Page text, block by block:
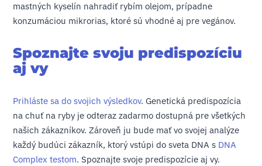
mastných kyselín nahradiť rybím olejom, prípadne
konzumáciou mikrorias, ktoré sú vhodné aj pre vegánov.
Spoznajte svoju predispozíciu
aj vy
Prihláste sa do svojich výsledkov. Genetická predispozícia
na chuť na ryby je odteraz zadarmo dostupná pre všetkých
našich zákazníkov. Zároveň ju bude mať vo svojej analýze
každý budúci zákazník, ktorý vstúpi do sveta DNA s DNA
Complex testom. Spoznajte svoje predispozície aj vy.